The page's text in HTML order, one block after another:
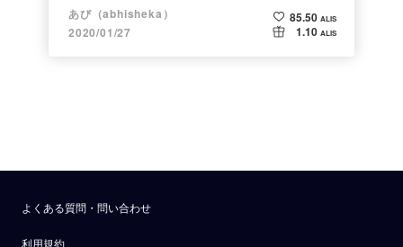
あび（abhisheka）
2020/01/27
85.50 ALIS
1.10 ALIS
よくある質問・問い合わせ
利用規約